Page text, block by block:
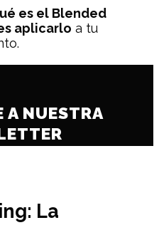
es el Blended
aplicarlo a tu
A NUESTRA
La